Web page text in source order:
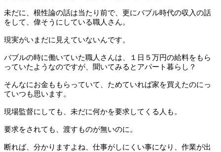
未だに、根性論の話は当たり前で、更にバブル時代の収入の話
をして、偉そうにしている職人さん。
現実がいまだに見えていないんです。
バブルの時に働いていた職人さんは、１日５万円の給料をもら
っていたようなのですが、聞いてみるとアパート暮らし？
そんなにお金ももらっていて、ためていれば家を買えたのにっ
ていつも思います。
現場監督にしても、未だに何かを要求してくる人も。
要求をされても、渡すものが無いのに。
断れば、分かりますよね、仕事がしにくい事になり、作業が出